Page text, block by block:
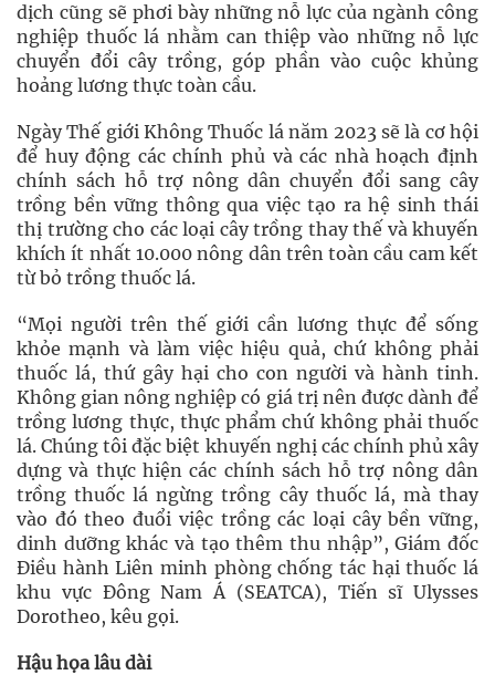
dịch cũng sẽ phơi bày những nỗ lực của ngành công
nghiệp thuốc lá nhằm can thiệp vào những nỗ lực
chuyển đổi cây trồng, góp phần vào cuộc khủng
hoảng lương thực toàn cầu.
Ngày Thế giới Không Thuốc lá năm 2023 sẽ là cơ hội
để huy động các chính phủ và các nhà hoạch định
chính sách hỗ trợ nông dân chuyển đổi sang cây
trồng bền vững thông qua việc tạo ra hệ sinh thái
thị trường cho các loại cây trồng thay thế và khuyến
khích ít nhất 10.000 nông dân trên toàn cầu cam kết
từ bỏ trồng thuốc lá.
“Mọi người trên thế giới cần lương thực để sống
khỏe mạnh và làm việc hiệu quả, chứ không phải
thuốc lá, thứ gây hại cho con người và hành tinh.
Không gian nông nghiệp có giá trị nên được dành để
trồng lương thực, thực phẩm chứ không phải thuốc
lá. Chúng tôi đặc biệt khuyến nghị các chính phủ xây
dựng và thực hiện các chính sách hỗ trợ nông dân
trồng thuốc lá ngừng trồng cây thuốc lá, mà thay
vào đó theo đuổi việc trồng các loại cây bền vững,
dinh dưỡng khác và tạo thêm thu nhập”, Giám đốc
Điều hành Liên minh phòng chống tác hại thuốc lá
khu vực Đông Nam Á (SEATCA), Tiến sĩ Ulysses
Dorotheo, kêu gọi.
Hậu họa lâu dài